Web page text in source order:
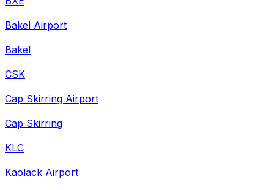
Bakel Airport
Bakel
CSK
Cap Skirring Airport
Cap Skirring
KLC
Kaolack Airport